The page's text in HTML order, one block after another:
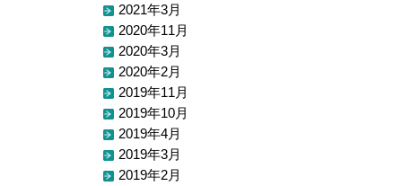
2021年3月
2020年11月
2020年3月
2020年2月
2019年11月
2019年10月
2019年4月
2019年3月
2019年2月